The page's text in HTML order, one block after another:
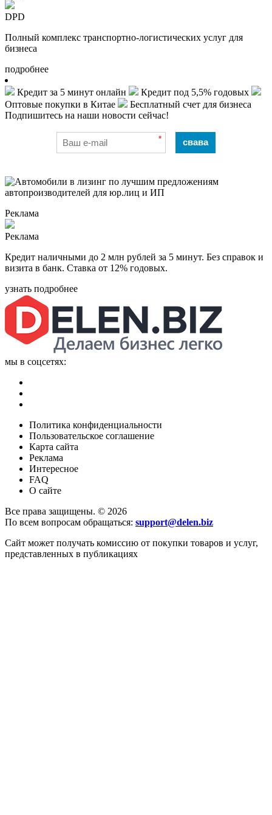
DPD
Полный комплекс транспортно-логистических услуг для
бизнеса
подробнее
Кредит за 5 минут онлайн
Кредит под 5,5% годовых
Оптовые покупки в Китае
Бесплатный счет для бизнеса
Подпишитесь на наши новости сейчас!
* свава
Реклама
Реклама
Кредит наличными до 2 млн рублей за 5 минут. Без справок и
визита в банк. Ставка от 12% годовых.
узнать подробнее
мы в соцсетях:
Политика конфиденциальности
Пользовательское соглашение
Карта сайта
Реклама
Интересное
FAQ
О сайте
Все права защищены. © 2026
По всем вопросам обращаться: support@delen.biz
Сайт может получать комиссию от покупки товаров и услуг,
представленных в публикациях